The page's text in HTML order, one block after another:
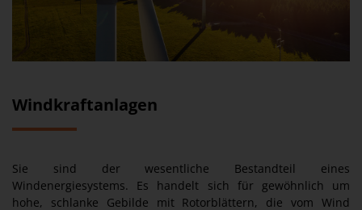
Windkraftanlagen
Sie sind der wesentliche Bestandteil eines
Windenergiesystems. Es handelt sich für gewöhnlich um
hohe, schlanke Gebilde mit Rotorblättern, die vom Wind